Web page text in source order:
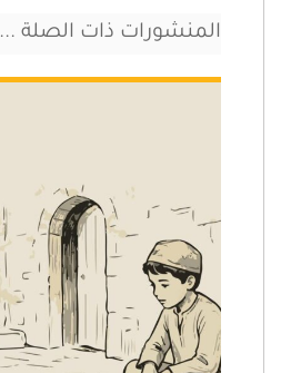
المنشورات ذات الصلة ...